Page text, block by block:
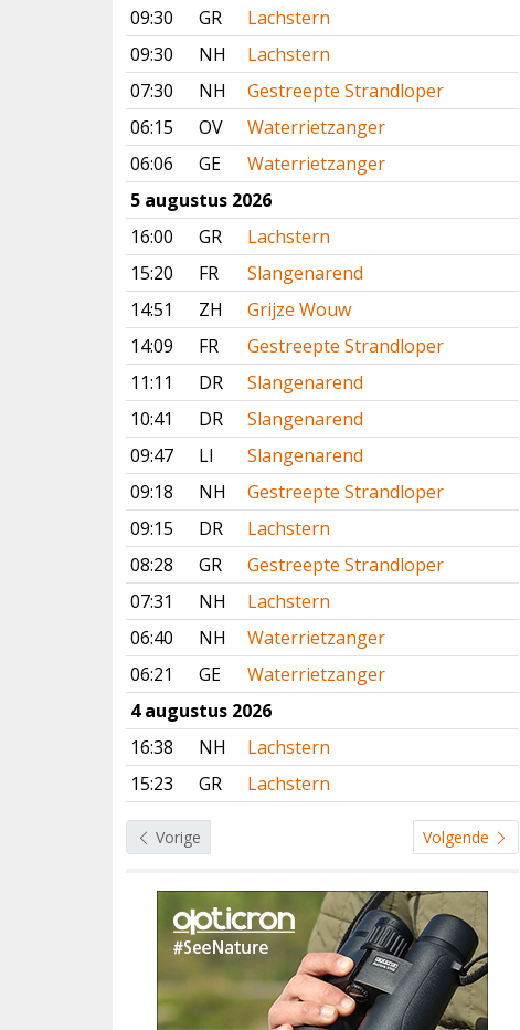
09:30
GR
Lachstern
09:30
NH
Lachstern
07:30
NH
Gestreepte Strandloper
06:15
OV
Waterrietzanger
06:06
GE
Waterrietzanger
5 augustus 2026
16:00
GR
Lachstern
15:20
FR
Slangenarend
14:51
ZH
Grijze Wouw
14:09
FR
Gestreepte Strandloper
11:11
DR
Slangenarend
10:41
DR
Slangenarend
09:47
LI
Slangenarend
09:18
NH
Gestreepte Strandloper
09:15
DR
Lachstern
08:28
GR
Gestreepte Strandloper
07:31
NH
Lachstern
06:40
NH
Waterrietzanger
06:21
GE
Waterrietzanger
4 augustus 2026
16:38
NH
Lachstern
15:23
GR Lachstern
Vorige Volgende